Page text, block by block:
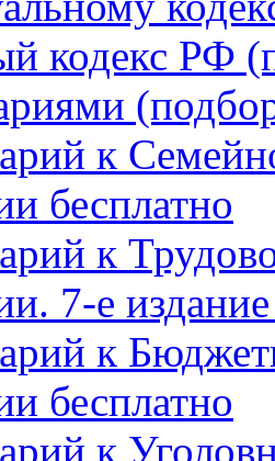
кодекс РФ
к
бесплатно
к
7-е
к
бесплатно
к